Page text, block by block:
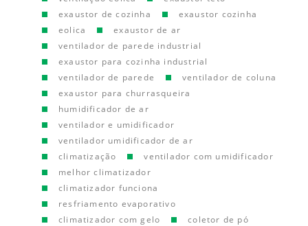
exaustor de cozinha
exaustor cozinha
eolica
exaustor de ar
ventilador de parede industrial
exaustor para cozinha industrial
ventilador de parede
ventilador de coluna
exaustor para churrasqueira
humidificador de ar
ventilador e umidificador
ventilador umidificador de ar
climatização
ventilador com umidificador
melhor climatizador
climatizador funciona
resfriamento evaporativo
climatizador com gelo
coletor de pó